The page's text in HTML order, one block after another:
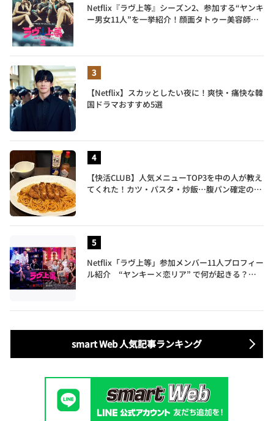
Netflix『ラヴ上等』シーズン2、参加する“ヤンキ
ー男女11人”を一挙紹介！顔面タトゥー美容師、
【Netflix】スカッとしたい夜に！爽快・痛快な韓
国ドラマおすすめ5選
【快活CLUB】人気メニューTOP3を中の人が教え
てくれた！カツ・パスタ・炒飯…腹パン確定のガ
Netflix「ラヴ上等」参加メンバー11人プロフィー
ル紹介 “ヤンキー×恋リア” で何が起きる？地
smart Web 人気記事ランキング